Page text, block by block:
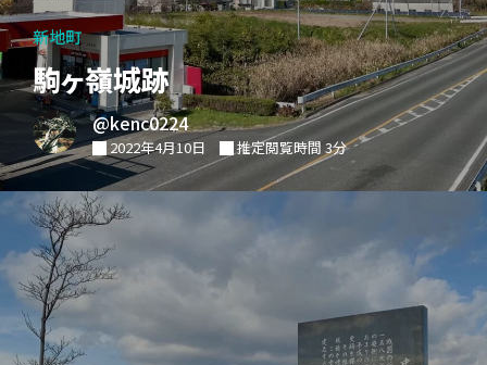
新地町
駒ヶ嶺城跡
@kenc0224
2022年4月10日 推定閲覧時間 3分